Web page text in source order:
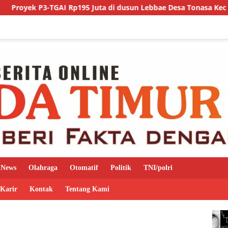
Rp195 Juta di dusun Lebbae Desa Tonasa Kec Sanrobone
News Olahraga Otomatif Politik TNI/polri
Karir Kontak Tentang Kami